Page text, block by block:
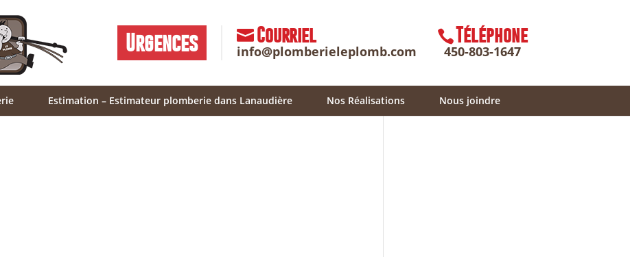
Téléphone
450-803-1647
Courriel
info@plomberieleplomb.com
Urgences
Estimation – Estimateur plomberie dans Lanaudière Nos Réalisations Nous joindre